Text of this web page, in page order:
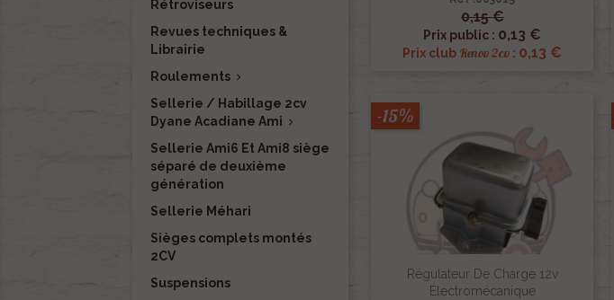
Rétroviseurs
Revues techniques &
Librairie
Roulements 
Sellerie / Habillage 2cv
Dyane Acadiane Ami 
Sellerie Ami6 Et Ami8 siège
séparé de deuxième
génération
Sellerie Méhari
Sièges complets montés
2CV
Suspensions
0,15 €
Prix public : 0,13 €
Prix club Renov 2cv : 0,13 €
 Aperçu rapide
Régulateur De Charge 12v
Électromécanique
-15%